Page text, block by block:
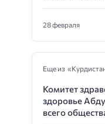
28 февраля
Еще из
Комитет
здоровье
всего